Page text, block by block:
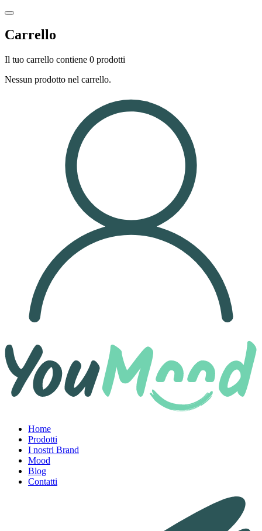
Carrello
Il tuo carrello contiene 0 prodotti
Nessun prodotto nel carrello.
Home
Prodotti
I nostri Brand
Mood
Blog
Contatti